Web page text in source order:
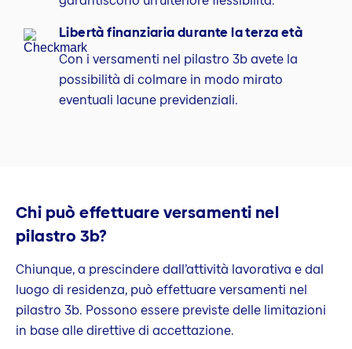
Libertà finanziaria durante la terza età
Con i versamenti nel pilastro 3b avete la
possibilità di colmare in modo mirato
eventuali lacune previdenziali.
Chi può effettuare versamenti nel
pilastro 3b?
Chiunque, a prescindere dall’attività lavorativa e dal
luogo di residenza, può effettuare versamenti nel
pilastro 3b. Possono essere previste delle limitazioni
in base alle direttive di accettazione.